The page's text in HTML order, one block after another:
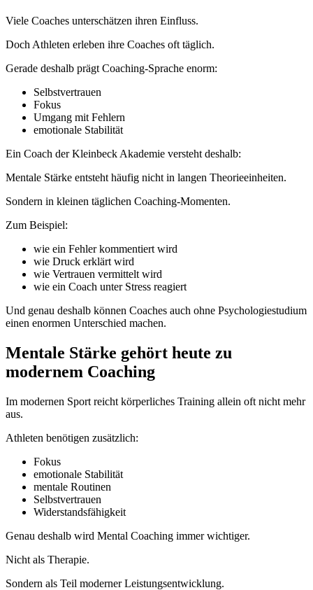
Viele Coaches unterschätzen ihren Einfluss.
Doch Athleten erleben ihre Coaches oft täglich.
Gerade deshalb prägt Coaching-Sprache enorm:
Selbstvertrauen
Fokus
Umgang mit Fehlern
emotionale Stabilität
Ein Coach der Kleinbeck Akademie versteht deshalb:
Mentale Stärke entsteht häufig nicht in langen Theorieeinheiten.
Sondern in kleinen täglichen Coaching-Momenten.
Zum Beispiel:
wie ein Fehler kommentiert wird
wie Druck erklärt wird
wie Vertrauen vermittelt wird
wie ein Coach unter Stress reagiert
Und genau deshalb können Coaches auch ohne Psychologiestudium
einen enormen Unterschied machen.
Mentale Stärke gehört heute zu
modernem Coaching
Im modernen Sport reicht körperliches Training allein oft nicht mehr
aus.
Athleten benötigen zusätzlich:
Fokus
emotionale Stabilität
mentale Routinen
Selbstvertrauen
Widerstandsfähigkeit
Genau deshalb wird Mental Coaching immer wichtiger.
Nicht als Therapie.
Sondern als Teil moderner Leistungsentwicklung.